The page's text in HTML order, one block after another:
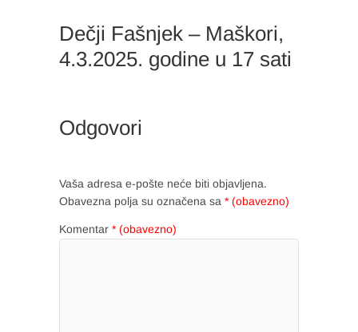
Dečji Fašnjek – Maškori,
4.3.2025. godine u 17 sati
Odgovori
Vaša adresa e-pošte neće biti objavljena.
Obavezna polja su označena sa * (obavezno)
Komentar * (obavezno)